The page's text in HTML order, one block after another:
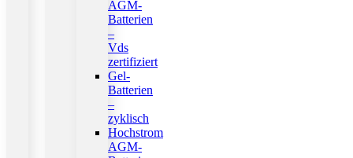
AGM-
Batterien
–
Vds
zertifiziert
Gel-
Batterien
–
zyklisch
Hochstrom
AGM-